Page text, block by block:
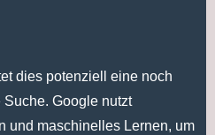
dies potenziell eine noch
Google nutzt
und maschinelles Lernen, um